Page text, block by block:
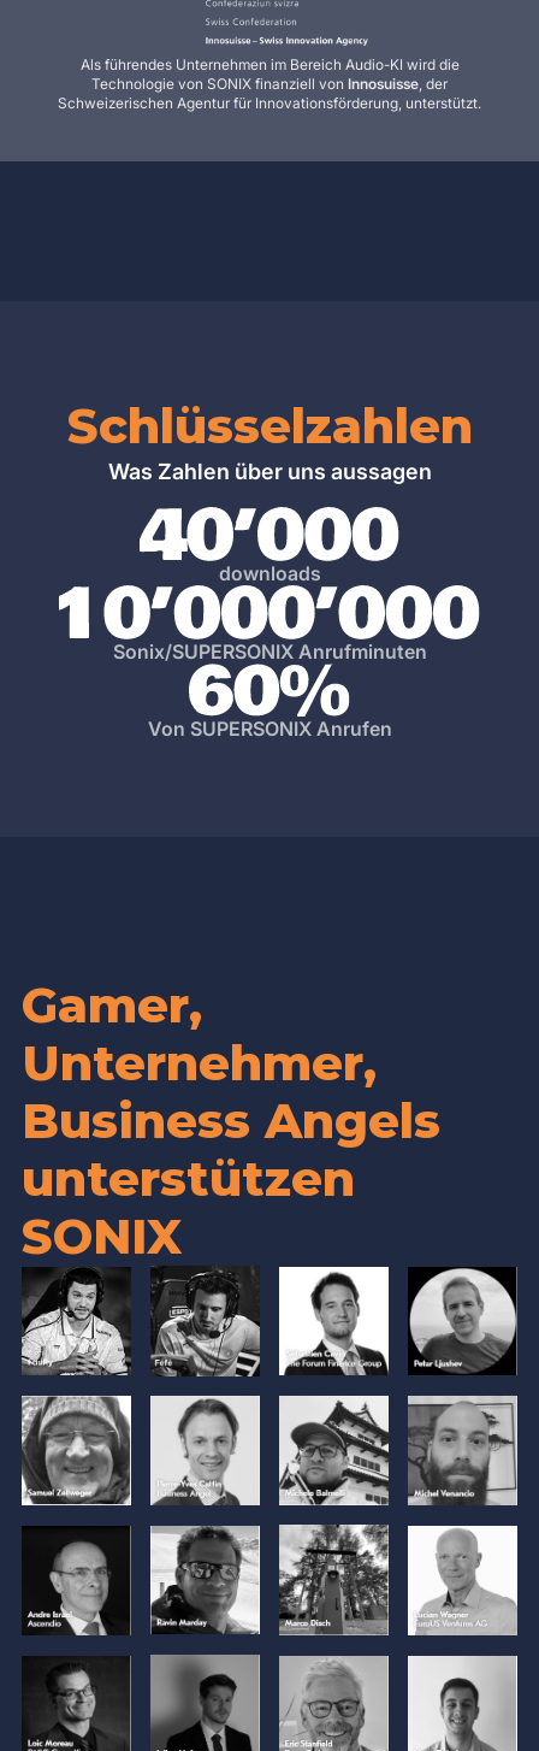
Als führendes Unternehmen im Bereich Audio-KI wird die
Technologie von SONIX finanziell von Innosuisse, der
Schweizerischen Agentur für Innovationsförderung, unterstützt.
Schlüsselzahlen
Was Zahlen über uns aussagen
downloads
Sonix/SUPERSONIX Anrufminuten
Von SUPERSONIX Anrufen
Gamer,
Unternehmer,
Business Angels
unterstützen
SONIX